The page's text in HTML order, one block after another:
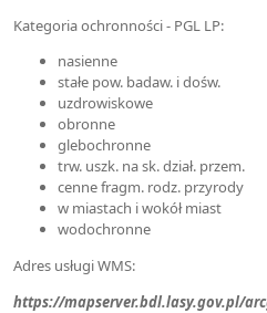
Kategoria ochronności - PGL LP:
nasienne
stałe pow. badaw. i dośw.
uzdrowiskowe
obronne
glebochronne
trw. uszk. na sk. dział. przem.
cenne fragm. rodz. przyrody
w miastach i wokół miast
wodochronne
Adres usługi WMS:
https://mapserver.bdl.lasy.gov.pl/